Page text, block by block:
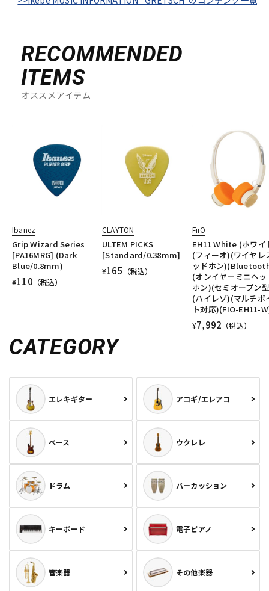
RECOMMENDED
ITEMS
オススメアイテム
Ibanez
Grip Wizard Series
[PA16MRG] (Dark
Blue/0.8mm)
¥110 （税込）
CLAYTON
ULTEM PICKS
[Standard/0.38mm]
¥165 （税込）
FiiO
EH11 White (ホワイ
(フィーオ)(ワイヤレ
ッドホン
(オンイヤーミニヘッ
ホン)(セミオープン
(ハイレゾ)(マルチポ
ト対応)(FIO-EH11-
¥7,992 （税込）
CATEGORY
エレキギター アコギ/エレアコ
ベース ウクレレ
ドラム パーカッション
キーボード 電子ピアノ
管楽器 その他楽器